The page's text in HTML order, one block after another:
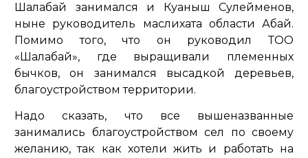
Шалабай занимался и Куаныш Сулейменов,
ныне руководитель маслихата области Абай.
Помимо того, что он руководил ТОО
«Шалабай», где выращивали племенных
бычков, он занимался высадкой деревьев,
благоустройством территории.
Надо сказать, что все вышеназванные
занимались благоустройством сел по своему
желанию, так как хотели жить и работать на